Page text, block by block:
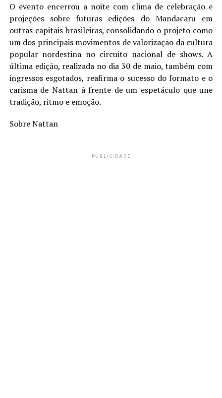
O evento encerrou a noite com clima de celebração e
projeções sobre futuras edições do Mandacaru em
outras capitais brasileiras, consolidando o projeto como
um dos principais movimentos de valorização da cultura
popular nordestina no circuito nacional de shows. A
última edição, realizada no dia 30 de maio, também com
ingressos esgotados, reafirma o sucesso do formato e o
carisma de Nattan à frente de um espetáculo que une
tradição, ritmo e emoção.
Sobre Nattan
PUBLICIDADE